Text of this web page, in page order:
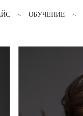
ОБУЧЕНИЕ